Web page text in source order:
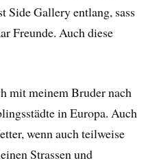
Side Gallery entlang, sass
Freunde. Auch diese
mit meinem Bruder nach
in Europa. Auch
wenn auch teilweise
Strassen und